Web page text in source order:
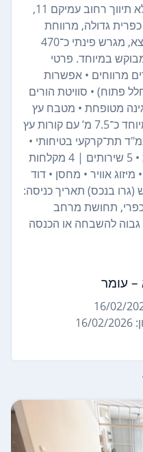
למכירה – וילה כפרית ייחודית ללא תיווך רחוב עמיקם 11,
גדולה, מרווחת
ומרשימה – ברחוב שקט ללא מוצא, מגרש פינתי כ־470
במיוחד. פרטי
מ"ר בנוי • 7 חדרים מרווחים • אפשרות
חלל פתוח) • סוויטת הורים
מטופחת • מטבח עץ
מלא מעוצב • תקרות גבוהות במיוחד כ־7.5 מ’ עם קורות עץ
תת־קרקעי בטיחותי •
הכנה מלאה ליחידת דיור נפרדת • 5 שירותים | 4 מקלחות
פרטיות • מיזוג אוויר • מחסן • דוד
בנכס) תאריך כניסה:
חם וכפרי, תחושת מרחב
גבוה להשבחה או הכנסה
– עומר